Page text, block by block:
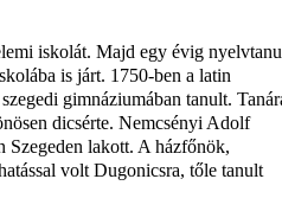
iskolát. Majd egy évig
is járt. 1750-ben a latin
gimnáziumában tanult.
dicsérte. Nemcsényi Adolf
Szegeden lakott. A házfőnök,
volt Dugonicsra, tőle tanult